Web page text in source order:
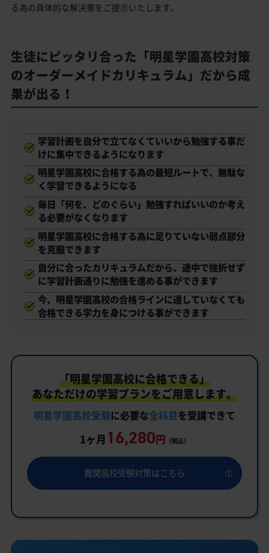
る為の具体的な解決策をご提示いたします。
生徒にピッタリ合った「明星学園高校対策
のオーダーメイドカリキュラム」だから成
果が出る！
学習計画を自分で立てなくていいから勉強する事だ
けに集中できるようになります
明星学園高校に合格する為の最短ルートで、無駄な
く学習できるようになる
毎日「何を、どのぐらい」勉強すればいいのか考え
る必要がなくなります
明星学園高校に合格する為に足りていない弱点部分
を克服できます
自分に合ったカリキュラムだから、途中で挫折せず
に学習計画通りに勉強を進める事ができます
今、明星学園高校の合格ラインに達していなくても
合格できる学力を身につける事ができます
「明星学園高校に合格できる」
あなただけの学習プランをご用意します。
明星学園高校受験に必要な全科目を受講できて
1ヶ月 16,280円 （税込）
難関高校受験対策はこちら